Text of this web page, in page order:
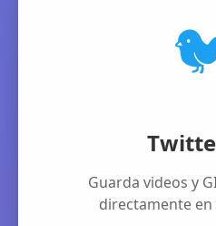
Guarda videos y
directamente